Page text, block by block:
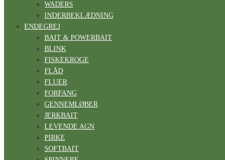
WADERS
INDERBEKLÆDNING
ENDEGREJ
BAIT & POWERBAIT
BLINK
FISKEKROGE
FLÅD
FLUER
FORFANG
GENNEMLØBER
JERKBAIT
LEVENDE AGN
PIRKE
SOFTBAIT